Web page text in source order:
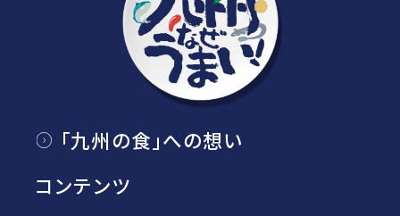
「九州の食」への想い
コンテンツ